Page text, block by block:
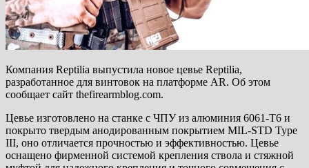
Компания Reptilia выпустила новое цевье Reptilia,
разработанное для винтовок на платформе AR. Об этом
сообщает сайт thefirearmblog.com.
Цевье изготовлено на станке с ЧПУ из алюминия 6061-T6 и
покрыто твердым анодированным покрытием MIL-STD Type
III, оно отличается прочностью и эффективностью. Цевье
оснащено фирменной системой крепления ствола и стяжной